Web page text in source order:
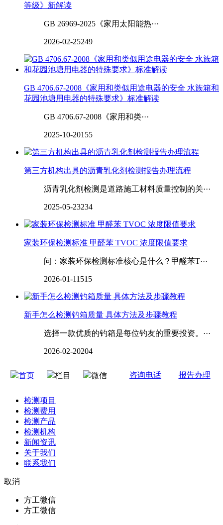
等级》新解读
GB 26969-2025《家用太阳能热···
2026-02-25249
GB 4706.67-2008《家用和类似用途电器的安全 水族箱和
花园池塘用电器的特殊要求》标准解读
GB 4706.67-2008《家用和类···
2025-10-20155
第三方机构出具的沥青乳化剂检测报告办理流程
沥青乳化剂检测是道路施工材料质量控制的关···
2025-05-23234
家装环保检测标准 甲醛苯 TVOC 浓度限值要求
问：家装环保检测标准核心是什么？甲醛苯T···
2026-01-11 515
新手怎么检测钓箱质量 具体方法及步骤教程
选择一款优质的钓箱是每位钓友的重要投资。···
2026-02-20204
首页 栏目 微信 咨询电话 报告办理
检测项目
检测费用
检测产品
检测机构
新闻资讯
关于我们
联系我们
取消
方工微信
方工微信